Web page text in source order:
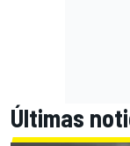
Últimas